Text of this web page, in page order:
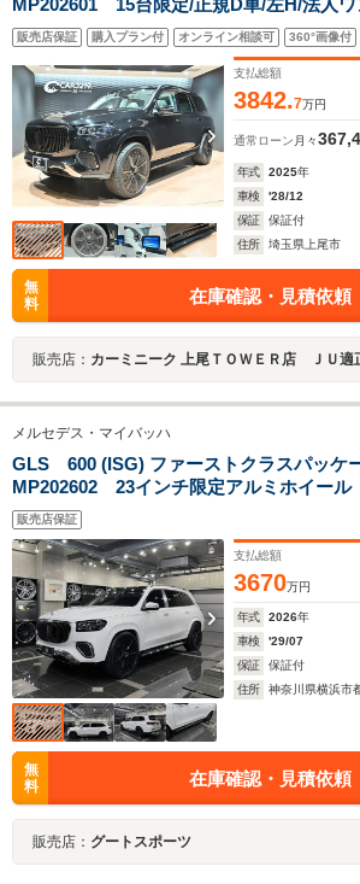
MP202601 15台限定/正規D車/左H/法人ワ
インチマイバッハAW/専用ウッドインテリ
バッハエンブレムマルチビームLEDヘッド
ト/ACC/BSM/HUD/全周囲カメラ/前後席温
ダー/ナッパレザー
販売店保証 購入プラン付 オンライン相談可 360°画像付
支払総額
3842.7万円
通常ローン 月々
年式 2025年
車検
'28/12
保証
保証付
住所
埼玉県上尾市
無
料
在庫確認・見積依頼
販売店： カーミニーク 上尾ＴＯＷＥＲ店 ＪＵ適
メルセデス・マイバッハ
GLS 600 (ISG) ファーストクラスパッケ
MP202602 23インチ限定アルミホイール
販売店保証
支払総額
3670万円
年式 2026年
車検
'29/07
保証
保証付
住所
神奈川県横浜市
無
料
在庫確認・見積依頼
販売店： グートスポーツ